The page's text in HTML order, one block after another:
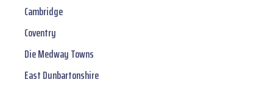
Cambridge
Coventry
Die Medway Towns
East Dunbartonshire